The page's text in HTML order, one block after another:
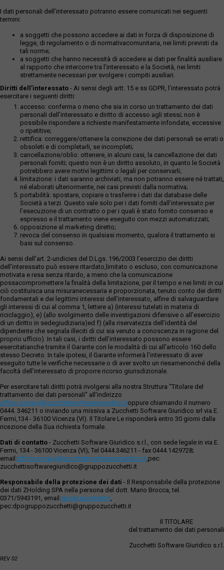
I dati personali dell’interessato potranno essere comunicati nei seguenti
termini:
a soggetti che possono accedere ai dati in forza di disposizione di
legge, di regolamento o di normativacomunitaria, nei limiti previsti da
tali norme;
a soggetti che hanno necessità di accedere ai dati per finalità ausiliare
al rapporto che intercorre tra l’interessato e la Società, nei limiti
strettamente necessari per svolgere i compiti ausiliari.
Diritti dell’interessato - Ai sensi degli artt. 15 e ss GDPR, l’interessato potrà
esercitare i seguenti diritti:
accesso: conferma o meno che sia in corso un trattamento dei dati
personali dell’interessato e diritto di accesso agli stessi; non è
possibile rispondere a richieste manifestamente infondate, eccessive
o ripetitive;
rettifica: correggere/ottenere la correzione dei dati personali se errati o
obsoleti e di completarli, se incompleti;
cancellazione/oblio: ottenere, in alcuni casi, la cancellazione dei dati
personali forniti; questo non è un diritto assoluto, in quanto le Società
potrebbero avere motivi legittimi o legali per conservarli;
limitazione: i dati saranno archiviati, ma non potranno essere né trattati,
né elaborati ulteriormente, nei casi previsti dalla normativa;
portabilità: spostare, copiare o trasferire i dati dai database delle
Società a terzi. Questo vale solo per i dati forniti dall’interessato per
l’esecuzione di un contratto o per i quali è stato fornito consenso e
espresso e il trattamento viene eseguito con mezzi automatizzati;
opposizione al marketing diretto;
revoca del consenso in qualsiasi momento, qualora il trattamento si
basi sul consenso.
Ai sensi dell’art. 2-undicies del D.Lgs. 196/2003 l’esercizio dei diritti
dell’interessato può essere ritardato,limitato o escluso, con comunicazione
motivata e resa senza ritardo, a meno che la comunicazione
possacompromettere la finalità della limitazione, per il tempo e nei limiti in cui
ciò costituisca una misuranecessaria e proporzionata, tenuto conto dei diritti
fondamentali e dei legittimi interessi dell’interessato, alfine di salvaguardare
gli interessi di cui al comma 1, lettere a) (interessi tutelati in materia di
riciclaggio), e) (allo svolgimento delle investigazioni difensive o all’esercizio
di un diritto in sedegiudiziaria)ed f) (alla riservatezza dell’identità del
dipendente che segnala illeciti di cui sia venuto a conoscenza in ragione del
proprio ufficio). In tali casi, i diritti dell’interessato possono essere
esercitatianche tramite il Garante con le modalità di cui all’articolo 160 dello
stesso Decreto. In tale ipotesi, il Garante informerà l’interessato di aver
eseguito tutte le verifiche necessarie o di aver svolto un riesamenonché della
facoltà dell’interessato di proporre ricorso giurisdizionale.
Per esercitare tali diritti potrà rivolgersi alla nostra Struttura "Titolare del
trattamento dei dati personali" all'indirizzo
ufficio.privacy@zucchettisofwaregiuridico.itoppure chiamando il numero
0444. 346211 o inviando una missiva a Zucchetti Software Giuridico srl via E.
Fermi,134 - 36100 Vicenza (VI). Il Titolare Le risponderà entro 30 giorni dalla
ricezione della Sua richiesta formale.
Dati di contatto - Zucchetti Software Giuridico s.r.l., con sede legale in via E.
Fermi, 134 - 36100 Vicenza (VI); Tel 0444.346211 - fax 0444.1429728;
email:ufficio.privacy@zucchettisoftwaregiuridico.it ,pec:
zucchettisoftwaregiuridico@gruppozucchetti.it
Responsabile della protezione dei dati - Il Responsabile della protezione
dei dati ZHolding SPA nella persona del dott. Mario Brocca, tel.
0371/5943191, email:dpo@zucchetti.it
pec:dpogruppozucchetti@gruppozucchetti.it
Il TITOLARE
del trattamento dei dati personali
Zucchetti Software Giuridico s.r.l.
REV 02